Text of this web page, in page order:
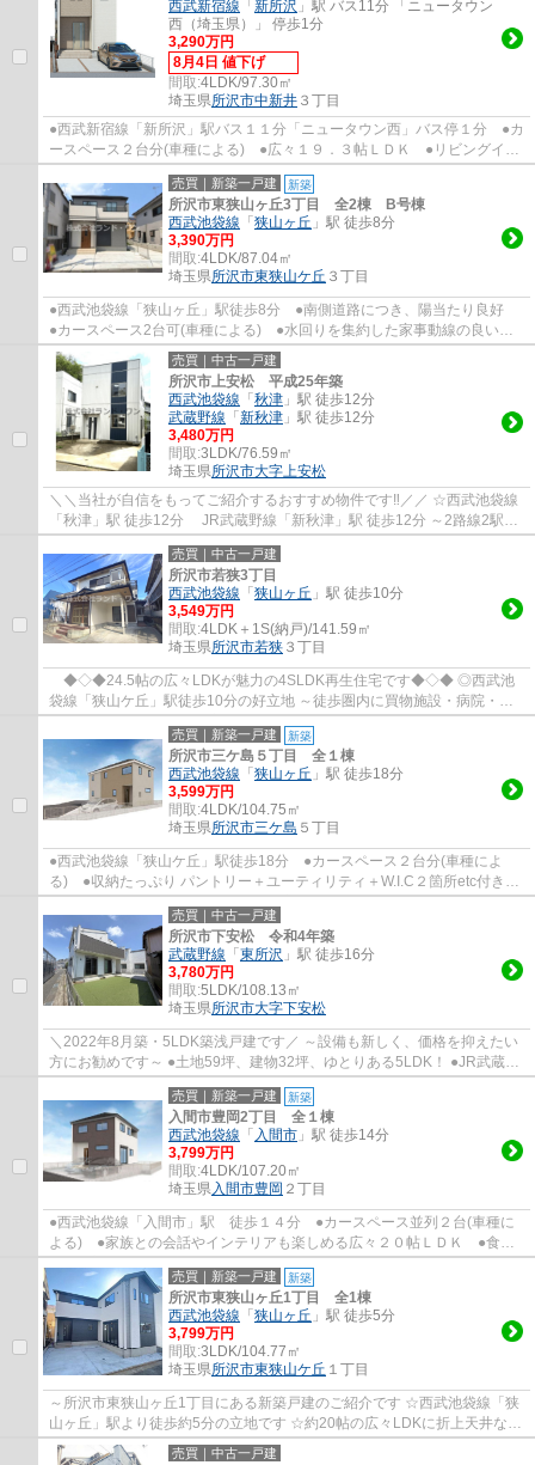
西武新宿線 「 新所沢 」駅 バス11分 「ニュータウン
西（埼玉県）」 停歩1分
3,290万円
8月4日 値下げ
間取:4LDK/97.30㎡
埼玉県所沢市中新井 ３丁目
●西武新宿線「新所沢」駅バス１１分「ニュータウン西」バス停１分 ●カ
ースペース２台分(車種による) ●広々１９．３帖ＬＤＫ ●リビングイン
階段 ●収納たっぷりシューズボックス＋床...
売買｜新築一戸建 新築
所沢市東狭山ヶ丘3丁目 全2棟 B号棟
西武池袋線 「 狭山ヶ丘 」駅 徒歩8分
3,390万円
間取:4LDK/87.04㎡
埼玉県所沢市東狭山ケ丘 ３丁目
●西武池袋線「狭山ヶ丘」駅徒歩8分 ●南側道路につき、陽当たり良好
●カースペース2台可(車種による) ●水回りを集約した家事動線の良い間
取り ●会話が弾む対面キッチン ●コミュニ...
売買｜中古一戸建
所沢市上安松 平成25年築
西武池袋線 「 秋津 」駅 徒歩12分
武蔵野線 「 新秋津 」駅 徒歩12分
3,480万円
間取:3LDK/76.59㎡
埼玉県所沢市大字上安松
＼＼当社が自信をもってご紹介するおすすめ物件です‼／／ ☆西武池袋線
「秋津」駅 徒歩12分 JR武蔵野線「新秋津」駅 徒歩12分 ～2路線2駅利
用可能で通勤・通学に便利です！ ☆カース...
売買｜中古一戸建
所沢市若狭3丁目
西武池袋線 「 狭山ヶ丘 」駅 徒歩10分
3,549万円
間取:4LDK＋1S(納戸)/141.59㎡
埼玉県所沢市若狭 ３丁目
◆◇◆24.5帖の広々LDKが魅力の4SLDK再生住宅です◆◇◆ ◎西武池
袋線「狭山ケ丘」駅徒歩10分の好立地 ～徒歩圏内に買物施設・病院・公
園が点在した便利な住環境です！ ・2025年10月、内...
売買｜新築一戸建 新築
所沢市三ケ島５丁目 全１棟
西武池袋線 「 狭山ヶ丘 」駅 徒歩18分
3,599万円
間取:4LDK/104.75㎡
埼玉県所沢市三ケ島 ５丁目
●西武池袋線「狭山ケ丘」駅徒歩18分 ●カースペース２台分(車種によ
る) ●収納たっぷり パントリー＋ユーティリティ＋W.I.C２箇所etc付き
●食洗機付き ●ZEH水準の省エネ住宅 ●長期...
売買｜中古一戸建
所沢市下安松 令和4年築
武蔵野線 「 東所沢 」駅 徒歩16分
3,780万円
間取:5LDK/108.13㎡
埼玉県所沢市大字下安松
＼2022年8月築・5LDK築浅戸建です／ ～設備も新しく、価格を抑えたい
方にお勧めです～ ●土地59坪、建物32坪、ゆとりある5LDK！ ●JR武蔵野
線「東所沢」駅 徒歩16分 ●季節物がスッキリ...
売買｜新築一戸建 新築
入間市豊岡2丁目 全１棟
西武池袋線 「 入間市 」駅 徒歩14分
3,799万円
間取:4LDK/107.20㎡
埼玉県入間市豊岡 ２丁目
●西武池袋線「入間市」駅 徒歩１４分 ●カースペース並列２台(車種に
よる) ●家族との会話やインテリアも楽しめる広々２０帖ＬＤＫ ●食洗
機付き対面キッチン ●収納に便利パントリー...
売買｜新築一戸建 新築
所沢市東狭山ヶ丘1丁目 全1棟
西武池袋線 「 狭山ヶ丘 」駅 徒歩5分
3,799万円
間取:3LDK/104.77㎡
埼玉県所沢市東狭山ケ丘 １丁目
～所沢市東狭山ヶ丘1丁目にある新築戸建のご紹介です ☆西武池袋線「狭
山ヶ丘」駅より徒歩約5分の立地です ☆約20帖の広々LDKに折上天井なの
で開放感あります ☆対面キッチンにビルトイ...
売買｜中古一戸建